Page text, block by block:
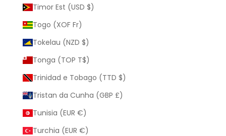
Timor Est (USD $)
Togo (XOF Fr)
Tokelau (NZD $)
Tonga (TOP T$)
Trinidad e Tobago (TTD $)
Tristan da Cunha (GBP £)
Tunisia (EUR €)
Turchia (EUR €)